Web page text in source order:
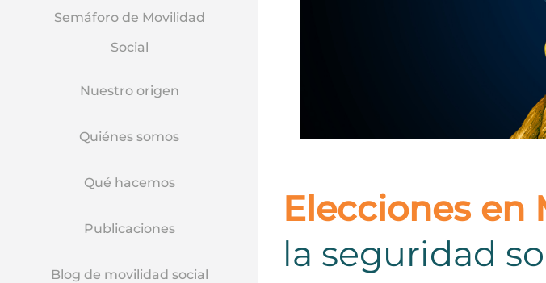
Semáforo de Movilidad
Social
Nuestro origen
Quiénes somos
Qué hacemos
Publicaciones
Blog de movilidad social
Elecciones en
la seguridad